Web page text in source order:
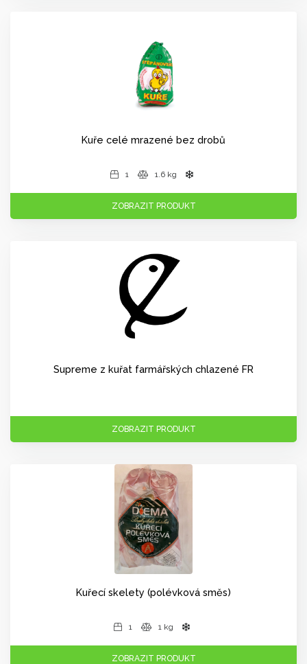
Kuře celé mrazené bez drobů
1 1.6 kg
ZOBRAZIT PRODUKT
Supreme z kuřat farmářských chlazené FR
ZOBRAZIT PRODUKT
Kuřecí skelety (polévková směs)
1 1 kg
ZOBRAZIT PRODUKT